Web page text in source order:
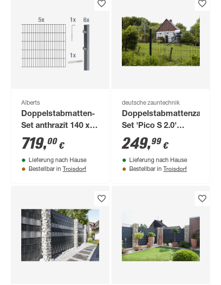
Alberts
Doppelstabmatten-
Set anthrazit 140 x
1000 cm
719,00 €
Lieferung nach Hause
Bestellbar in Troisdorf
deutsche zauntechnik
Doppelstabmattenzaun-
Set 'Pico S 2.0'
anthrazit 600 x 120
cm
249,99 €
Lieferung nach Hause
Bestellbar in Troisdorf